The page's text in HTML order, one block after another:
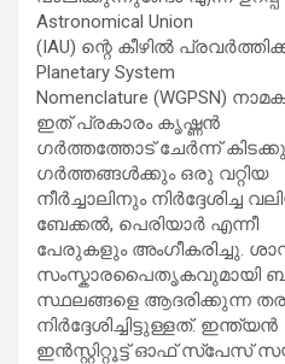
Astronomical Union
(IAU) ന്റെ കീഴിൽ
Planetary System
Nomenclature (WGPSN)
ഇത് പ്രകാരം കൃഷ്ണൻ
ഗർത്തത്തോട് ചേർന്ന്
ഗർത്തങ്ങൾക്കും ഒരു വറ്റിയ
നീർച്ചാലിനും നിർദ്ദേശിച്ച
ബേക്കൽ, പെരിയാർ എന്നീ
പേരുകളും അംഗീകരിച്ചു.
സംസ്കാരപൈതൃകവുമായി
സ്ഥലങ്ങളെ ആദരിക്കുന്ന
നിർദ്ദേശിച്ചിട്ടുള്ളത്. ഇന്ത്യൻ
ഇൻസ്റ്റിറ്റൂട്ട് ഓഫ്